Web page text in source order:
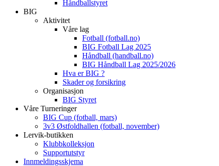
Håndballstyret
BIG
Aktivitet
Våre lag
Fotball (fotball.no)
BIG Fotball Lag 2025
Håndball (handball.no)
BIG Håndball Lag 2025/2026
Hva er BIG ?
Skader og forsikring
Organisasjon
BIG Styret
Våre Turneringer
BIG Cup (fotball, mars)
3v3 Østfoldhallen (fotball, november)
Lervik-butikken
Klubbkolleksjon
Supportutstyr
Innmeldingsskjema